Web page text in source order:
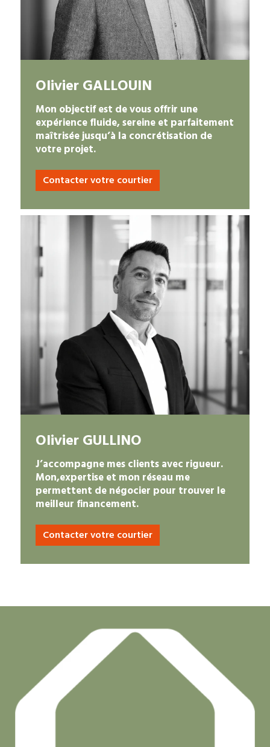
Olivier GALLOUIN
Mon objectif est de vous offrir une
expérience fluide, sereine et parfaitement
maîtrisée jusqu’à la concrétisation de
votre projet.
Contacter votre courtier
Olivier GULLINO
J’accompagne mes clients avec rigueur.
Mon,expertise et mon réseau me
permettent de négocier pour trouver le
meilleur financement.
Contacter votre courtier